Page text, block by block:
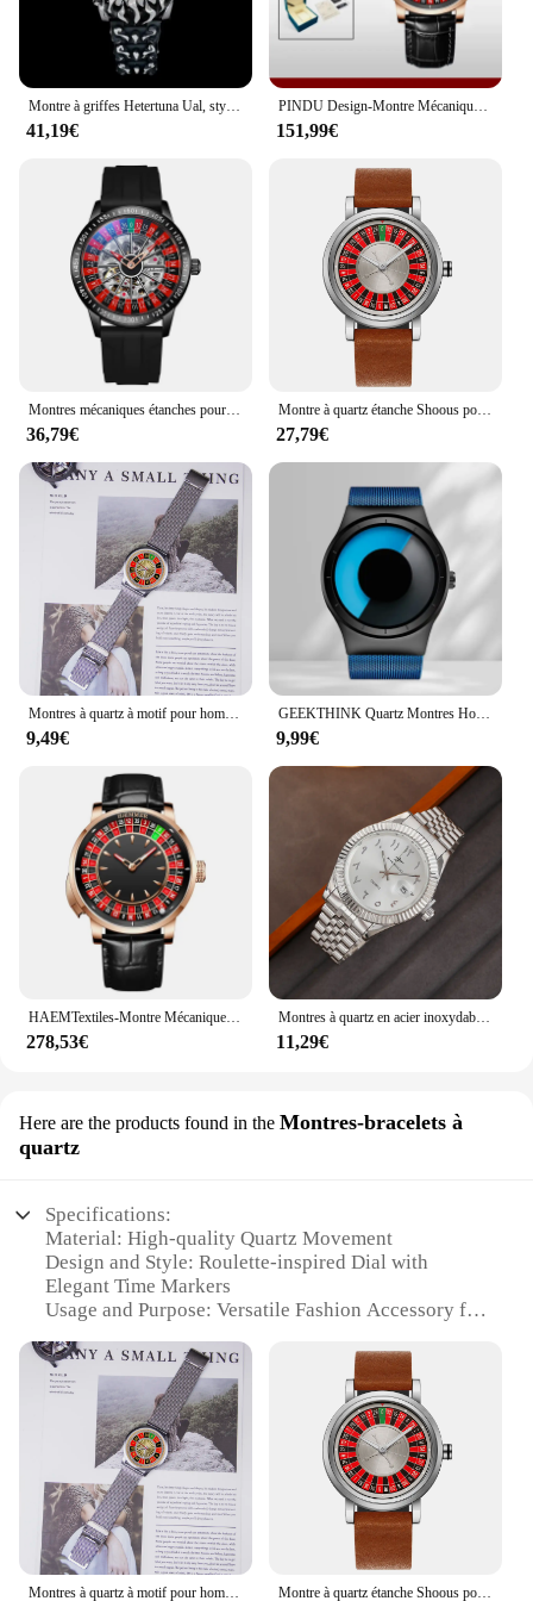
Montre à griffes Hetertuna Ual, style albâtre, rétro, européen et américain, montres de forme spéciale, montres avancées Ins Literwatches, mode, Y2K
41,19€
PINDU Design-Montre Mécanique à Roulette Rotative pour Homme, Surface en Diamant, Étanche, Cuir, NH35A, Nouvelle Collection
151,99€
Montres mécaniques étanches pour hommes, cadran de plaque de jeu, modules automatiques, montre-bracelet Seton, marque de luxe, mode
36,79€
Montre à quartz étanche Shoous pour homme, roue rotative créative, cadeau à la mode, adapté au 03, vie
27,79€
Montres à quartz à motif pour hommes, montre-bracelet noire à roulette russe, cadran de bricolage original, photo sur mesure pour femme, carnaval de famille
9,49€
GEEKTHINK Quartz Montres Hommes Top Marque De Luxe Casual acier Inoxydable Maille Bande Unisexe Montre Horloge Mâle Monsieur femelle cadeau
9,99€
HAEMTextiles-Montre Mécanique pour Homme, Acier Inoxydable NH35, Bouton Poussoir, Roulette Rotative, Verre Saphir, Étanche
278,53€
Montres à quartz en acier inoxydable pour hommes, montres-bracelets décontractées pour hommes, horloge de sport classique, date d'affaires, luxe haut de gamme, mode
11,29€
Here are the products found in the Montres-bracelets à
quartz
Specifications:
Material: High-quality Quartz Movement
Design and Style: Roulette-inspired Dial with
Elegant Time Markers
Usage and Purpose: Versatile Fashion Accessory for
Performance and Property: Accurate Timekeeping
with a Durable Build
Shape or Size or Weight or Quantity: Compact and
Lightweight Design
Applicable People: Ideal for Fashion-Forward
Individuals
Features:
**Timeless Elegance Meets Modern
Functionality**
The Roulette Watches collection is a testament to
Montres à quartz à motif pour hommes, montre-bracelet noire à roulette russe, cadran de bricolage original, photo sur mesure pour femme, carnaval de famille Montre à quartz étanche Shoous pour homme, roue rotative créative, cadeau à la mode, adapté au 03, vie